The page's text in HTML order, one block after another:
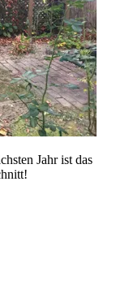
Jahr ist das